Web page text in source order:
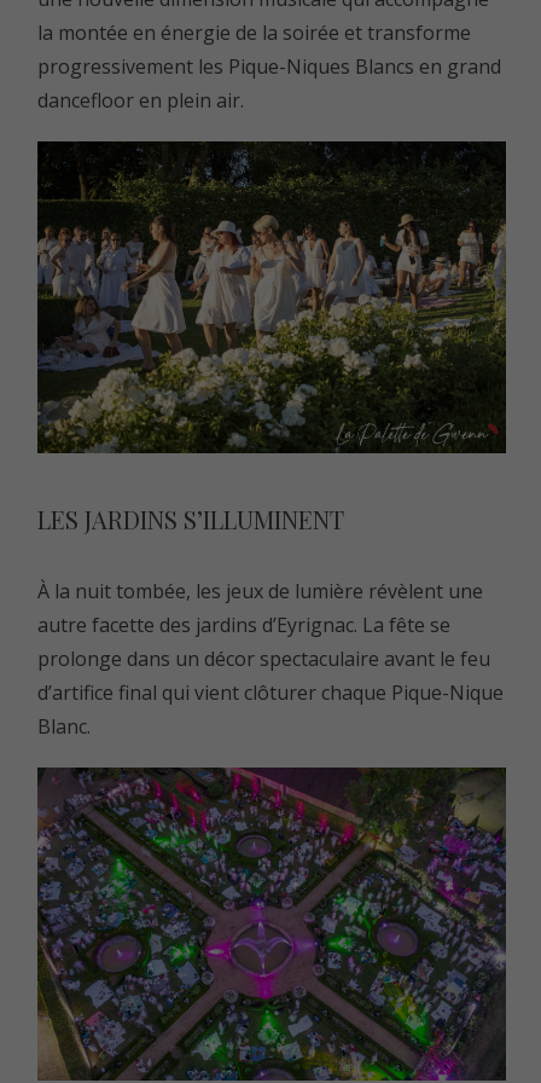
la montée en énergie de la soirée et transforme
progressivement les Pique-Niques Blancs en grand
dancefloor en plein air.
LES JARDINS S’ILLUMINENT
À la nuit tombée, les jeux de lumière révèlent une
autre facette des jardins d’Eyrignac. La fête se
prolonge dans un décor spectaculaire avant le feu
d’artifice final qui vient clôturer chaque Pique-Nique
Blanc.